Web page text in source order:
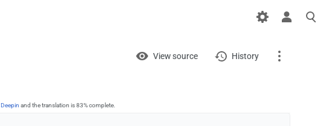
ViewView source History
Deepin and the translation is 83% complete.